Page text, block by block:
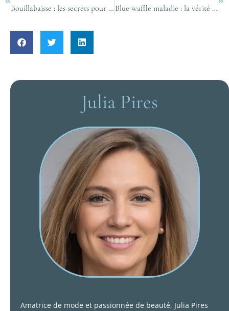
Bouillabaisse : les secrets pour réussir la véritable recette marseillaise traditionnelle Blue waffle maladie : la vérité sur la célèbre légende urbaine ?
Julia Pires
Amatrice de mode et passionnée de beauté, Julia Pires